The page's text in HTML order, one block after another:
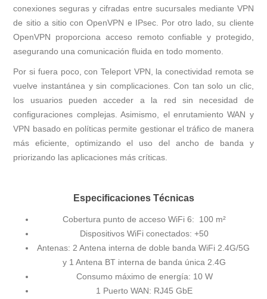
conexiones seguras y cifradas entre sucursales mediante VPN
de sitio a sitio con OpenVPN e IPsec. Por otro lado, su cliente
OpenVPN proporciona acceso remoto confiable y protegido,
asegurando una comunicación fluida en todo momento.
Por si fuera poco, con Teleport VPN, la conectividad remota se
vuelve instantánea y sin complicaciones. Con tan solo un clic,
los usuarios pueden acceder a la red sin necesidad de
configuraciones complejas. Asimismo, el enrutamiento WAN y
VPN basado en políticas permite gestionar el tráfico de manera
más eficiente, optimizando el uso del ancho de banda y
priorizando las aplicaciones más críticas.
Especificaciones Técnicas
Cobertura punto de acceso WiFi 6: 100 m²
Dispositivos WiFi conectados: +50
Antenas: 2 Antena interna de doble banda WiFi 2.4G/5G
y 1 Antena BT interna de banda única 2.4G
Consumo máximo de energía: 10 W
1 Puerto WAN: RJ45 GbE